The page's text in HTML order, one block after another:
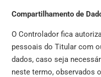
Compartilhamento de
O Controlador fica
pessoais do Titular com
dados, caso seja
neste termo, observados